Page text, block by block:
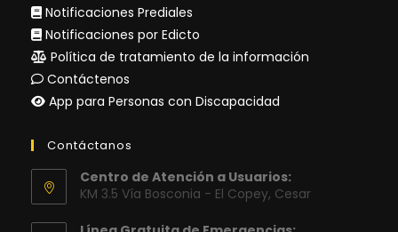
Notificaciones Prediales
Notificaciones por Edicto
Política de tratamiento de la información
Contáctenos
App para Personas con Discapacidad
Contáctanos
Centro de Atención a Usuarios:
KM 3.5 Vía Bosconia - El Copey, Cesar